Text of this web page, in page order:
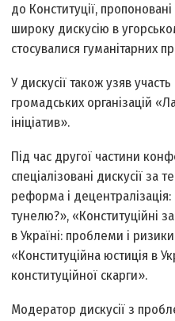
до Конституції,
широку дискусію в
стосувалися гуманітарних
У дискусії також узяв
громадських організацій
ініціатив».
Під час другої частини
спеціалізовані дискусії за
реформа і децентралізація:
тунелю?», «Конституційні
в Україні: проблеми і ризики
«Конституційна юстиція в
конституційної скарги».
Модератор дискусії з